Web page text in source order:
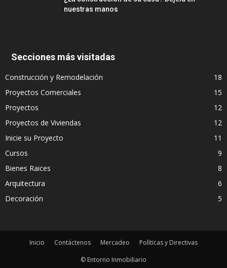
nuestras manos
Secciones más visitadas
Construcción y Remodelación
18
Proyectos Comerciales
15
Proyectos
12
Proyectos de Viviendas
12
Inicie su Proyecto
11
Cursos
9
Bienes Raices
8
Arquitectura
6
Decoración
5
Inicio Contáctenos Mercadeo
Políticas y Directivas
© Entorno Inmobiliario